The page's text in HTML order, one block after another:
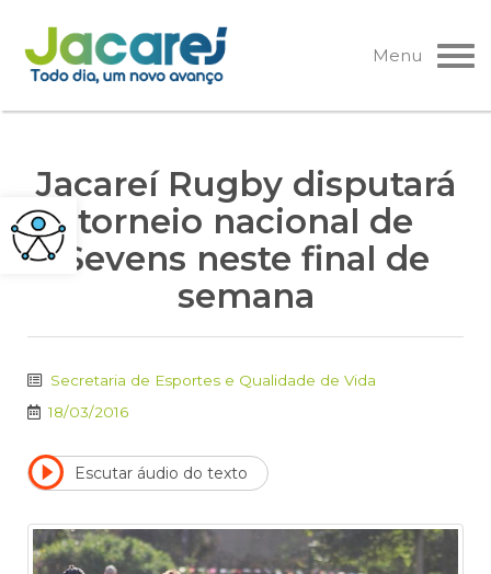
Pular
para
o
Menu
Jacareí Rugby disputará
torneio nacional de
Sevens neste final de
semana
Secretaria de Esportes e Qualidade de Vida
18/03/2016
Escutar áudio do texto